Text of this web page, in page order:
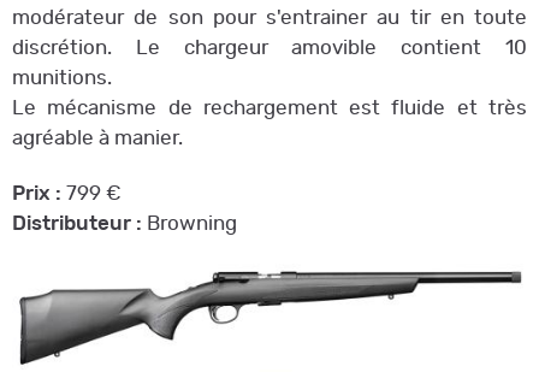
modérateur de son pour s'entrainer au tir en toute
discrétion. Le chargeur amovible contient 10
munitions.
Le mécanisme de rechargement est fluide et très
agréable à manier.
Prix : 799 €
Distributeur : Browning